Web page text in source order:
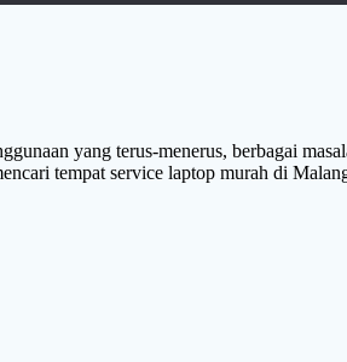
yang terus-menerus, berbagai
tempat service laptop murah di